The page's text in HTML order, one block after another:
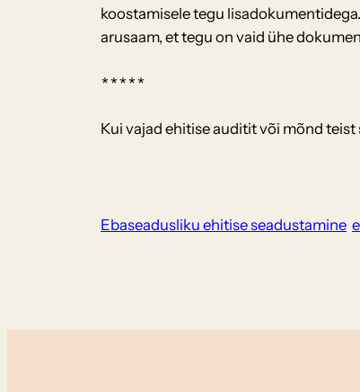
koostamisele tegu
arusaam, et tegu on vaid ühe
*****
Kui vajad ehitise auditit või mõnd
Ebaseadusliku ehitise seadustamine